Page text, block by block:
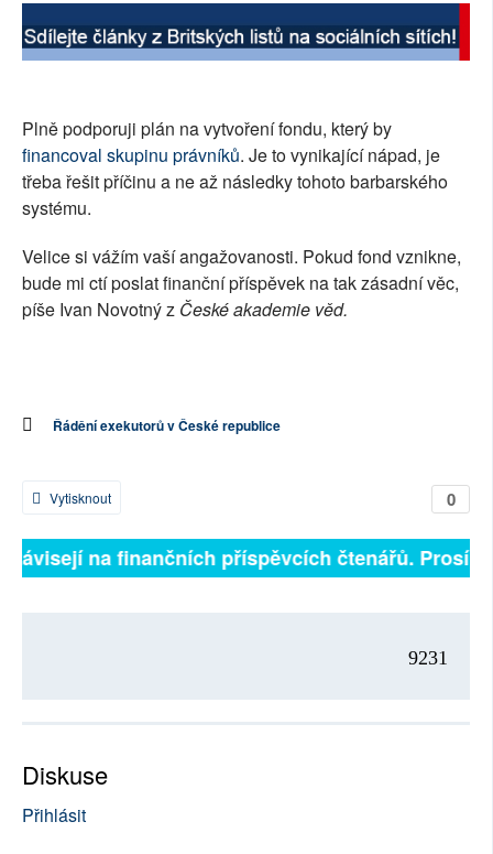
SOCIÁLNÍ SÍTĚ
PLNÁ VERZE STRÁNEK
Plně podporuji plán na vytvoření fondu, který by
financoval skupinu právníků. Je to vynikající nápad, je
třeba řešit příčinu a ne až následky tohoto barbarského
systému.
Velice si vážím vaší angažovanosti. Pokud fond vznikne,
bude mi ctí poslat finanční příspěvek na tak zásadní věc,
píše Ivan Novotný z České akademie věd.
Řádění exekutorů v České republice
0
Vytisknout
na finančních příspěvcích čtenářů.
9231
Diskuse
Přihlásit